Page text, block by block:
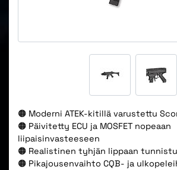
🟠 Moderni ATEK-kitillä varustettu
🟠 Päivitetty ECU ja MOSFET nopeaan
liipaisinvasteeseen
🟠 Realistinen tyhjän lippaan
🟠 Pikajousenvaihto CQB- ja